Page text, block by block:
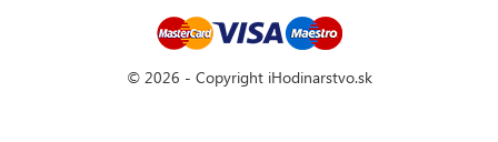
© 2026 - Copyright iHodinarstvo.sk